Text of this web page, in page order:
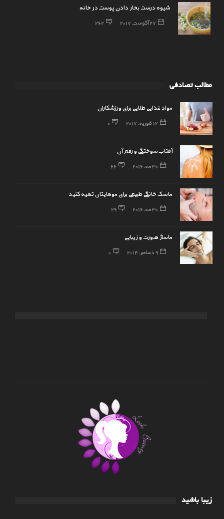
شیوه درست بخار دادن پوست در خانه
27 آگوست, 2017 262
مطالب تصادفی
مواد غذایی طلایی برای ورزشکاران
12 فوریه, 2017 0
آفتاب سوختگی و رفع آن
30 مه, 2016 66
ماسک خانگی طبیعی برای موهایتان تهیه کنید
30 مه, 2016 29
ماساژ صورت و زیبایی
9 دسامبر, 2014 0
زیبا باشید